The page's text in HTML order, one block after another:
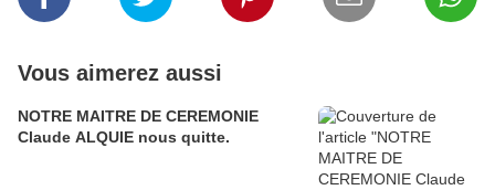
Vous aimerez aussi
NOTRE MAITRE DE CEREMONIE
Claude ALQUIE nous quitte.